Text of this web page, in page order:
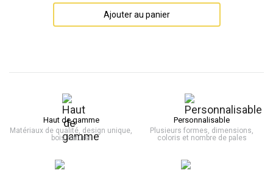
Ajouter au panier
Haut de gamme
Matériaux de qualité, design unique,
bois naturel
Personnalisable
Plusieurs formes, dimensions,
coloris et nombre de pales